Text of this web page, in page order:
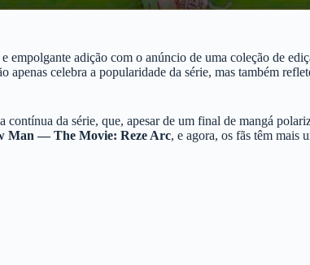
empolgante adição com o anúncio de uma coleção de
apenas celebra a popularidade da série, mas também
contínua da série, que, apesar de um final de mangá
Man — The Movie: Reze Arc, e agora, os fãs têm mais